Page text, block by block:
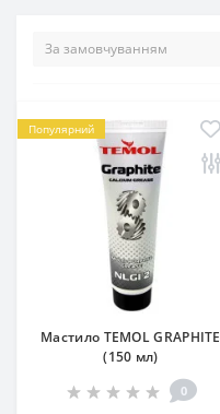
Популярний
Мастило TEMOL GRAPHITE
(150 мл)
0